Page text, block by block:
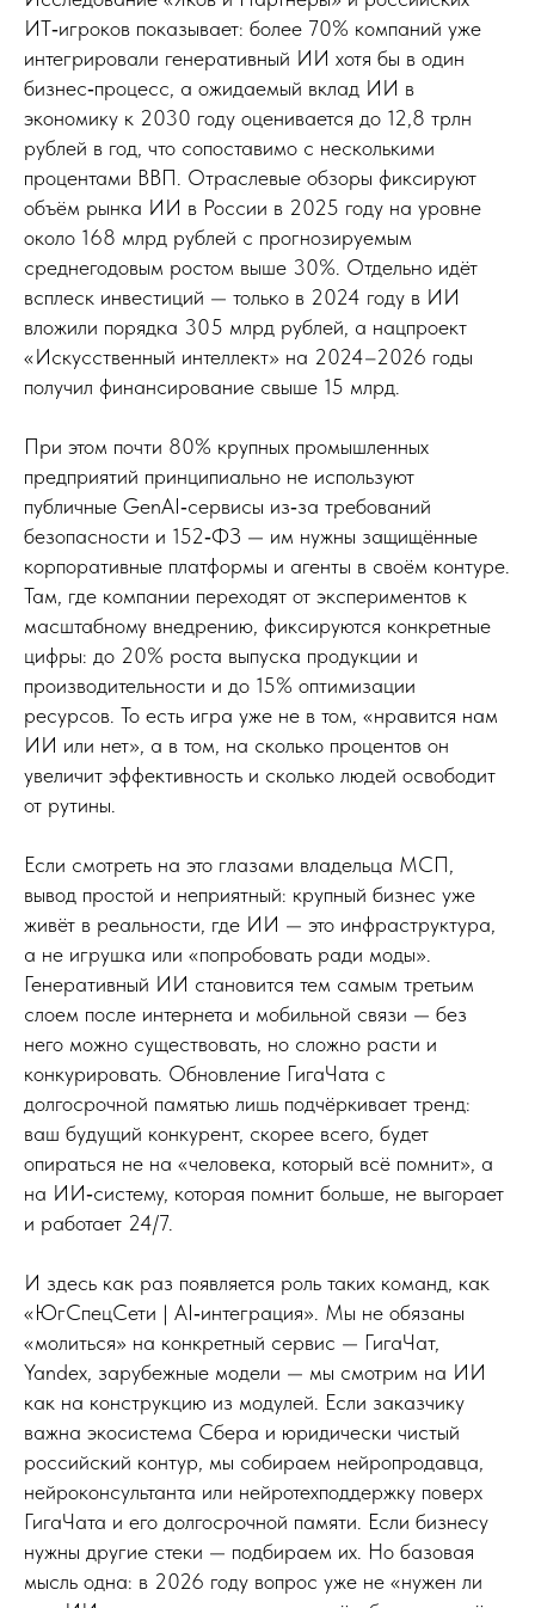
ИТ‑игроков показывает: более 70% компаний уже
интегрировали генеративный ИИ хотя бы в один
бизнес‑процесс, а ожидаемый вклад ИИ в
экономику к 2030 году оценивается до 12,8 трлн
рублей в год, что сопоставимо с несколькими
процентами ВВП. Отраслевые обзоры фиксируют
объём рынка ИИ в России в 2025 году на уровне
около 168 млрд рублей с прогнозируемым
среднегодовым ростом выше 30%. Отдельно идёт
всплеск инвестиций — только в 2024 году в ИИ
вложили порядка 305 млрд рублей, а нацпроект
«Искусственный интеллект» на 2024–2026 годы
получил финансирование свыше 15 млрд.
При этом почти 80% крупных промышленных
предприятий принципиально не используют
публичные GenAI‑сервисы из‑за требований
безопасности и 152‑ФЗ — им нужны защищённые
корпоративные платформы и агенты в своём контуре.
Там, где компании переходят от экспериментов к
масштабному внедрению, фиксируются конкретные
цифры: до 20% роста выпуска продукции и
производительности и до 15% оптимизации
ресурсов. То есть игра уже не в том, «нравится нам
ИИ или нет», а в том, на сколько процентов он
увеличит эффективность и сколько людей освободит
от рутины.
Если смотреть на это глазами владельца МСП,
вывод простой и неприятный: крупный бизнес уже
живёт в реальности, где ИИ — это инфраструктура,
а не игрушка или «попробовать ради моды».
Генеративный ИИ становится тем самым третьим
слоем после интернета и мобильной связи — без
него можно существовать, но сложно расти и
конкурировать. Обновление ГигаЧата с
долгосрочной памятью лишь подчёркивает тренд:
ваш будущий конкурент, скорее всего, будет
опираться не на «человека, который всё помнит», а
на ИИ‑систему, которая помнит больше, не выгорает
и работает 24/7.
И здесь как раз появляется роль таких команд, как
«ЮгСпецСети | AI‑интеграция». Мы не обязаны
«молиться» на конкретный сервис — ГигаЧат,
Yandex, зарубежные модели — мы смотрим на ИИ
как на конструкцию из модулей. Если заказчику
важна экосистема Сбера и юридически чистый
российский контур, мы собираем нейропродавца,
нейроконсультанта или нейротехподдержку поверх
ГигаЧата и его долгосрочной памяти. Если бизнесу
нужны другие стеки — подбираем их. Но базовая
мысль одна: в 2026 году вопрос уже не «нужен ли